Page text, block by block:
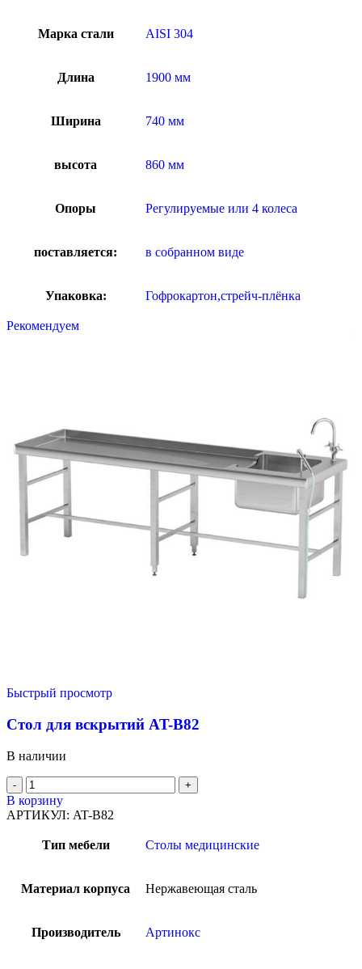
Марка стали AISI 304
Длина 1900 мм
Ширина 740 мм
высота 860 мм
Опоры Регулируемые или 4 колеса
поставляется: в собранном виде
Упаковка: Гофрокартон,стрейч-плёнка
Рекомендуем
Быстрый просмотр
Стол для вскрытий AT-B82
В наличии
В корзину
АРТИКУЛ: AT-B82
Тип мебели Столы медицинские
Материал корпуса Нержавеющая сталь
Производитель Артинокс